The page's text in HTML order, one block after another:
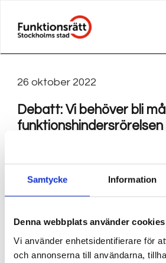
Samtycke Information
Denna webbplats använder cookies
Vi använder enhetsidentifierare för
och annonserna till användarna,
innehåll
26 oktober 2022
Debatt: Vi behöver bli
funktionshindersrörelsen
som den skulle behöva vara för
inkluderande och jämlikt. Snarare
en tryggare stad, skriver vår
Quarnström.